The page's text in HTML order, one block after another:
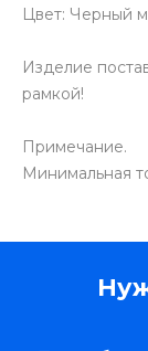
Цвет: Черный
Изделие
рамкой!
Примечание.
Минимальная